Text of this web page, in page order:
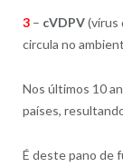
3– cVDPV(vírus
circula no
Nos últimos 10
países,
É deste pano de